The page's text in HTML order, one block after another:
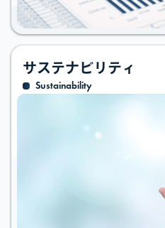
サステナビリティ
Sustainability